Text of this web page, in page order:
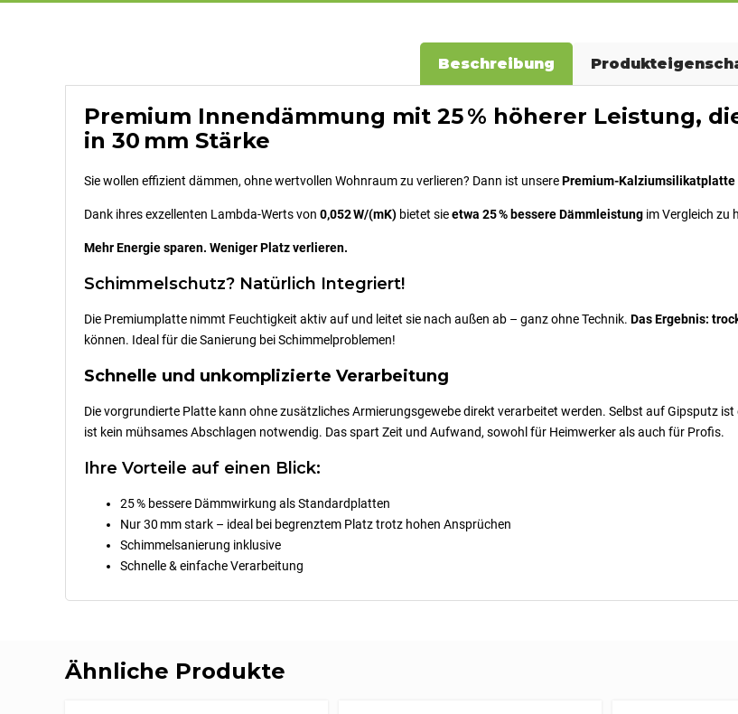
Beschreibung
Premium Innendämmung mit 25 % höherer Leistung,
in 30 mm Stärke
Sie wollen effizient dämmen, ohne wertvollen Wohnraum zu verlieren? Dann ist unserePremium-Kalziumsilikatplatte
Dank ihres exzellenten Lambda-Werts von 0,052 W/(mK) bietet sieetwa 25 % bessere Dämmleistung im Vergleich zu
Mehr Energie sparen. Weniger Platz verlieren.
Schimmelschutz? Natürlich Integriert!
Die Premiumplatte nimmt Feuchtigkeit aktiv auf und leitet sie nach außen ab – ganz ohne Technik. Das Ergebnis:
können. Ideal für die Sanierung bei Schimmelproblemen!
Schnelle und unkomplizierte Verarbeitung
Die vorgrundierte Platte kann ohne zusätzliches Armierungsgewebe direkt verarbeitet werden. Selbst auf Gipsputz
ist kein mühsames Abschlagen notwendig. Das spart Zeit und Aufwand, sowohl für Heimwerker als auch für Profis.
Ihre Vorteile auf einen Blick:
25 % bessere Dämmwirkung als Standardplatten
Nur 30 mm stark – ideal bei begrenztem Platz trotz hohen Ansprüchen
Schimmelsanierung inklusive
Schnelle & einfache Verarbeitung
Ähnliche Produkte